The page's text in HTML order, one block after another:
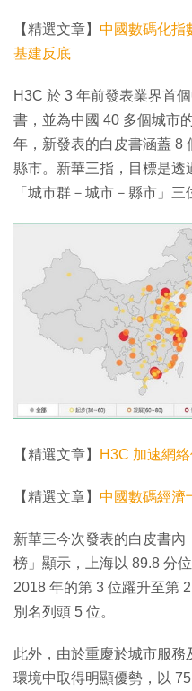
【精選文章】 中國數碼化指
基建反底
H3C 於 3 年前發表業界首
書，並為中國 40 多個城市
年，新發表的白皮書涵蓋 8
縣市。新華三指，目標是透
「城市群－城市－縣市」三
【精選文章】 H3C 加速網
【精選文章】 中國數碼經濟
新華三今次發表的白皮書
榜」顯示，上海以 89.8 分
2018 年的第 3 位躍升至第
別名列頭 5 位。
此外，由於重慶於城市服
環境中取得明顯優勢，以